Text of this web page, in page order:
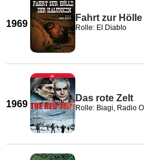
1969
Fahrt zur
Rolle: El Diablo
1969
Das rote Zelt
Rolle: Biagi, Radio